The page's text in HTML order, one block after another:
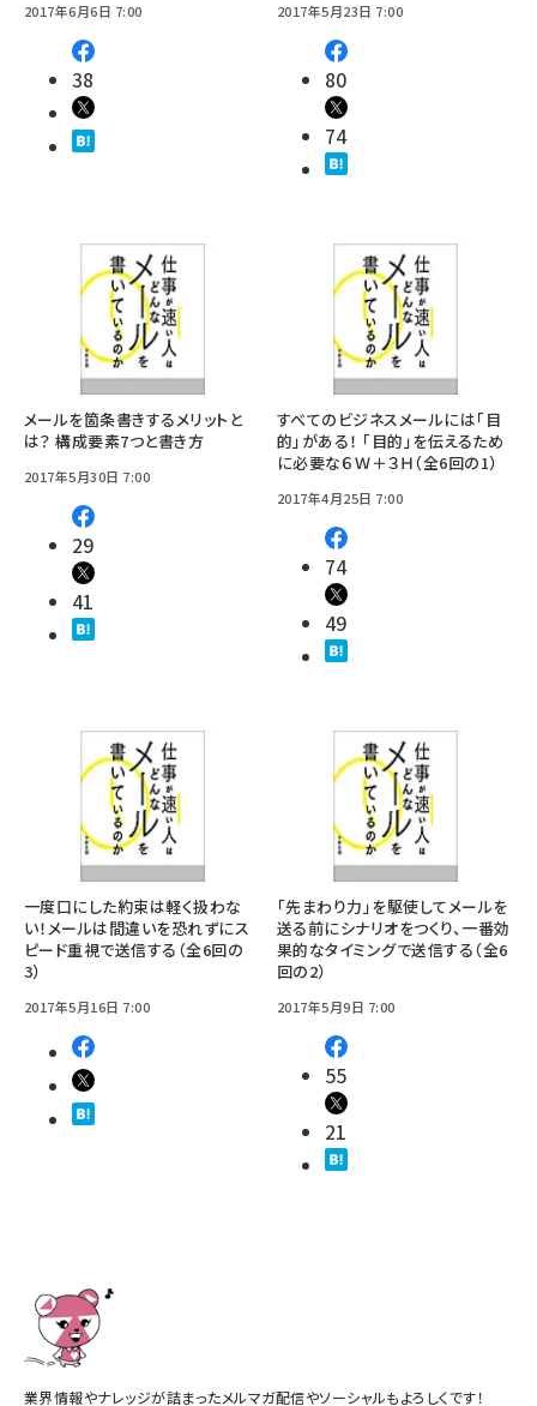
2017年6月6日 7:00
38
2017年5月23日 7:00
80
74
メールを箇条書きするメリットと
は？ 構成要素7つと書き方
2017年5月30日 7:00
29
41
すべてのビジネスメールには「目
的」がある！ 「目的」を伝えるため
に必要な６Ｗ＋３Ｈ（全6回の1）
2017年4月25日 7:00
74
49
一度口にした約束は軽く扱わな
い！メールは間違いを恐れずにス
ピード重視で送信する（全6回の
3）
2017年5月16日 7:00
「先まわり力」を駆使してメールを
送る前にシナリオをつくり、一番効
果的なタイミングで送信する（全6
回の2）
2017年5月9日 7:00
55
21
業界情報やナレッジが詰まったメルマガ配信やソーシャルもよろしくです！